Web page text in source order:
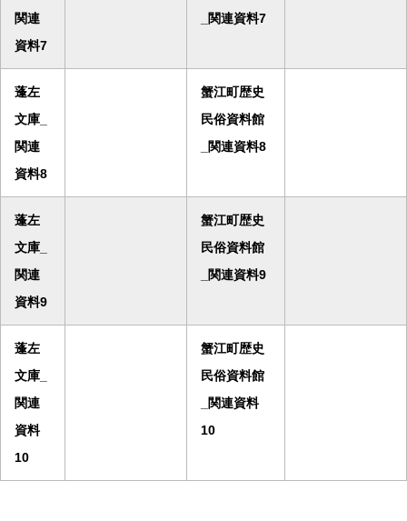
関連
資料7
_関連資料7
蓬左
文庫_
関連
資料8
蟹江町歴史
民俗資料館
_関連資料8
蓬左
文庫_
関連
資料9
蟹江町歴史
民俗資料館
_関連資料9
蓬左
文庫_
関連
資料
10
蟹江町歴史
民俗資料館
_関連資料
10